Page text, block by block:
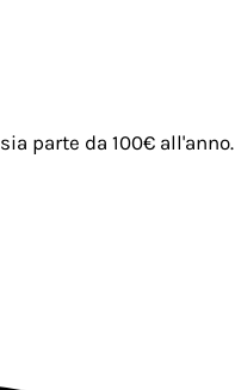
parte da 100€ all'anno.